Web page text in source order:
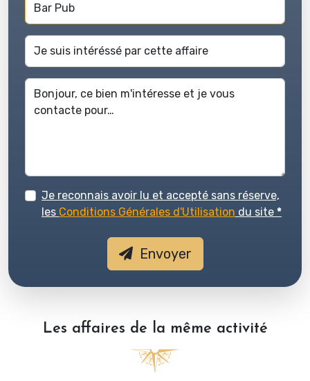
Je reconnais avoir lu et accepté sans réserve,
les Conditions Générales d'Utilisation du site *
Envoyer
Les affaires de la même activité